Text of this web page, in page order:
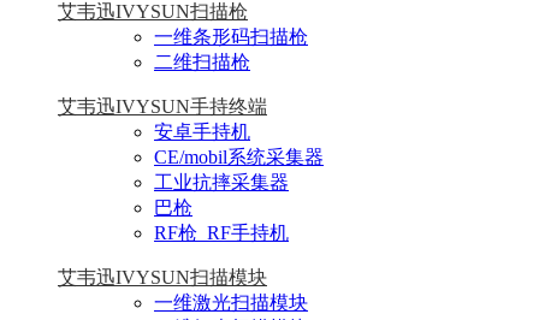
艾韦迅IVYSUN扫描枪
一维条形码扫描枪
二维扫描枪
艾韦迅IVYSUN手持终端
安卓手持机
CE/mobil系统采集器
工业抗摔采集器
巴枪
RF枪_RF手持机
艾韦迅IVYSUN扫描模块
一维激光扫描模块